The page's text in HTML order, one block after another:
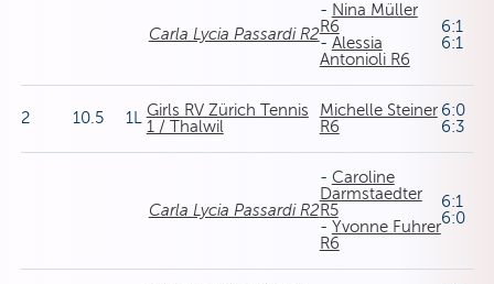
Carla Lycia Passardi R2
- Nina Müller
R6
- Alessia
Antonioli R6
6:1
6:1
2 10.5 1LGirls RV Zürich Tennis
1 / Thalwil
Michelle Steiner
R6
6:0
6:3
Carla Lycia Passardi R2
- Caroline
Darmstaedter
R5
- Yvonne Fuhrer
R6
6:1
6:0